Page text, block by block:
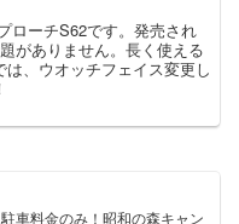
ローチS62です。発売され
がありません。長く使える
、ウオッチフェイス変更し
車料金のみ！昭和の森キャン